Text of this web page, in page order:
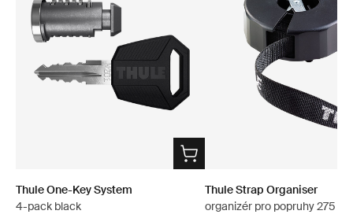
Thule One-Key System
4-pack black
Thule Strap Organiser
organizér pro popruhy 275